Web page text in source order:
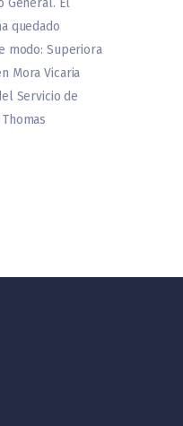
quedado
modo: Superiora
Mora Vicaria
Servicio de